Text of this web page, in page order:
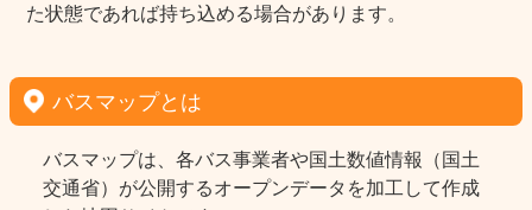
た状態であれば持ち込める場合があります。
バスマップとは
バスマップは、各バス事業者や国土数値情報（国土
交通省）が公開するオープンデータを加工して作成